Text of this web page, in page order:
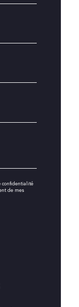
confidentialité
de mes